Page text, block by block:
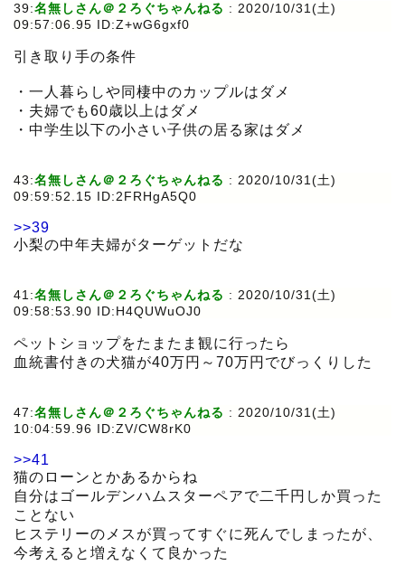
39:名無しさん＠２ろぐちゃんねる : 2020/10/31(土)
09:57:06.95 ID:Z+wG6gxf0
引き取り手の条件
・一人暮らしや同棲中のカップルはダメ
・夫婦でも60歳以上はダメ
・中学生以下の小さい子供の居る家はダメ
43:名無しさん＠２ろぐちゃんねる : 2020/10/31(土)
09:59:52.15 ID:2FRHgA5Q0
>>39
小梨の中年夫婦がターゲットだな
41:名無しさん＠２ろぐちゃんねる : 2020/10/31(土)
09:58:53.90 ID:H4QUWuOJ0
ペットショップをたまたま観に行ったら
血統書付きの犬猫が40万円～70万円でびっくりした
47:名無しさん＠２ろぐちゃんねる : 2020/10/31(土)
10:04:59.96 ID:ZV/CW8rK0
>>41
猫のローンとかあるからね
自分はゴールデンハムスターペアで二千円しか買った
ことない
ヒステリーのメスが買ってすぐに死んでしまったが、
今考えると増えなくて良かった